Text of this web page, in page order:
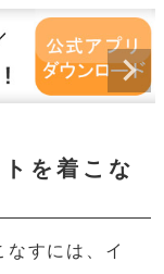
を着こな
すには、イ